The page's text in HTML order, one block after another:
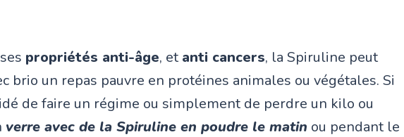
propriétés anti-âge, et anti cancers, la Spiruline peut
brio un repas pauvre en protéines animales ou végétales. Si
de faire un régime ou simplement de perdre un kilo ou
verre avec de la Spiruline en poudre le matin ou pendant le